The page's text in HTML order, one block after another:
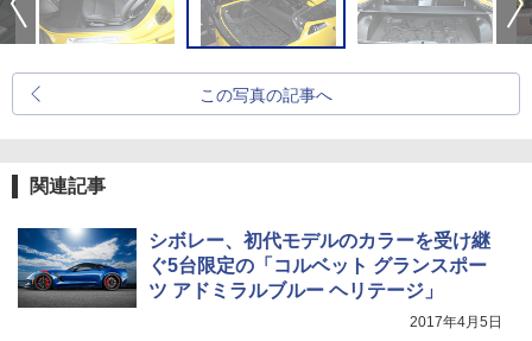
この写真の記事へ
関連記事
シボレー、初代モデルのカラーを受け継
ぐ5台限定の「コルベット グランスポー
ツ アドミラルブルー ヘリテージ」
2017年4月5日